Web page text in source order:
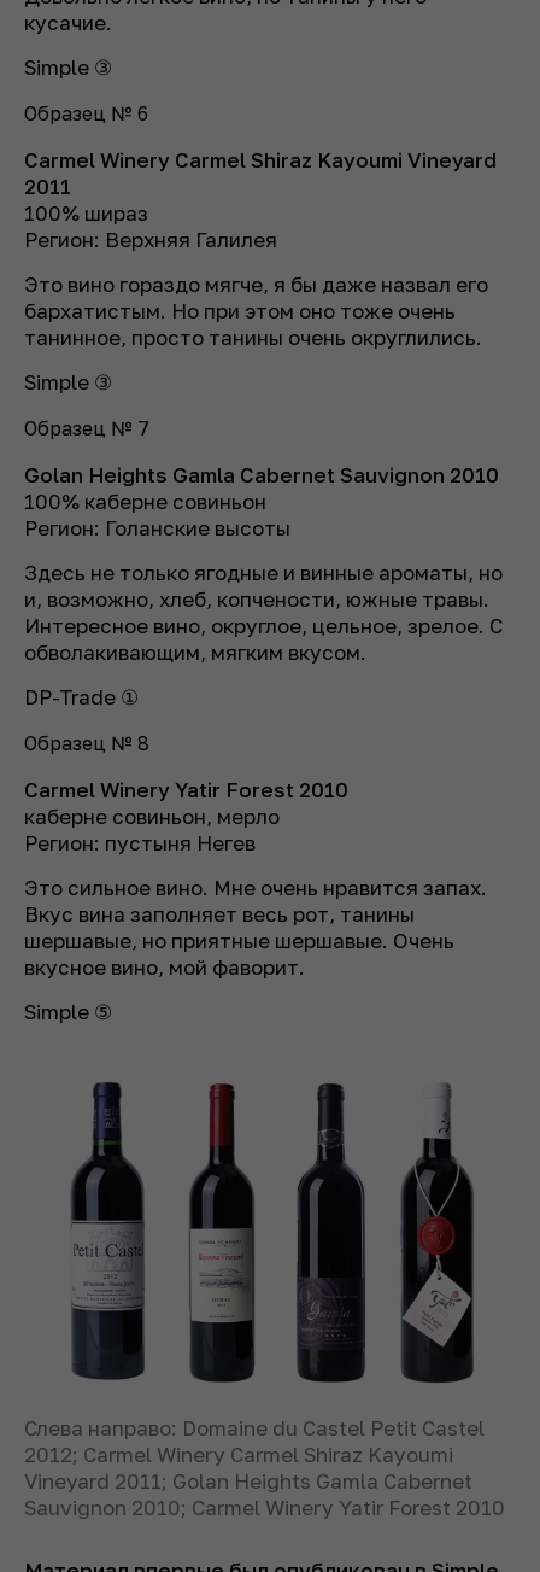
кусачие.
Simple ③
Образец № 6
Carmel Winery Carmel Shiraz Kayoumi Vineyard
2011
100% шираз
Регион: Верхняя Галилея
Это вино гораздо мягче, я бы даже назвал его
бархатистым. Но при этом оно тоже очень
танинное, просто танины очень округлились.
Simple ③
Образец № 7
Golan Heights Gamla Cabernet Sauvignon 2010
100% каберне совиньон
Регион: Голанские высоты
Здесь не только ягодные и винные ароматы, но
и, возможно, хлеб, копчености, южные травы.
Интересное вино, округлое, цельное, зрелое. С
обволакивающим, мягким вкусом.
DP-Trade ①
Образец № 8
Carmel Winery Yatir Forest 2010
каберне совиньон, мерло
Регион: пустыня Негев
Это сильное вино. Мне очень нравится запах.
Вкус вина заполняет весь рот, танины
шершавые, но приятные шершавые. Очень
вкусное вино, мой фаворит.
Simple ⑤
Слева направо: Domaine du Castel Petit Castel
2012; Carmel Winery Carmel Shiraz Kayoumi
Vineyard 2011; Golan Heights Gamla Cabernet
Sauvignon 2010; Carmel Winery Yatir Forest 2010